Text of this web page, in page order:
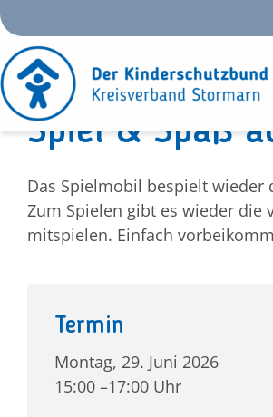
Zum
Inhalt
springen
Spiel & Spaß
Das Spielmobil bespielt wieder
Zum Spielen gibt es wieder die
mitspielen. Einfach
Termin
Montag, 29. Juni 2026
15:00 –17:00 Uhr